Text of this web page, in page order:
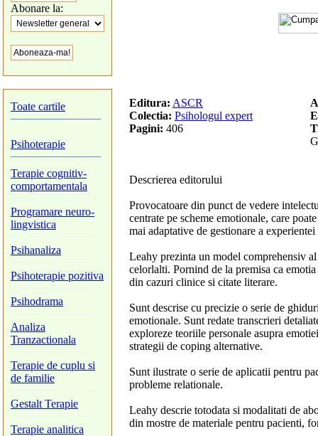
Abonare la:
Toate cartile
Psihoterapie
Terapie cognitiv-
comportamentala
Programare neuro-
lingvistica
Psihanaliza
Psihoterapie pozitiva
Psihodrama
Analiza
Tranzactionala
Terapie de cuplu si
de familie
Gestalt Terapie
Terapie analitica
Editura: ASCR
Colectia: Psihologul expert
Pagini: 406
Descrierea editorului
Provocatoare din punct de vedere
centrate pe scheme emotionale, care
mai adaptative de gestionare a
Leahy prezinta un model comprehensiv
celorlalti. Pornind de la premisa ca
din cazuri clinice si citate literare.
Sunt descrise cu precizie o serie de
emotionale. Sunt redate transcrieri
exploreze teoriile personale asupra
strategii de coping alternative.
Sunt ilustrate o serie de aplicatii pentru
probleme relationale.
Leahy descrie totodata si modalitati de
din mostre de materiale pentru pacienti,